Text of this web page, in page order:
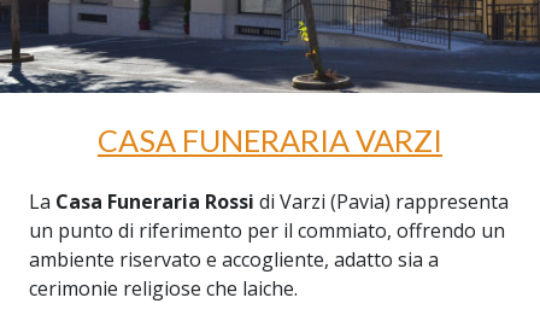
CASA FUNERARIA VARZI
La Casa Funeraria Rossi di Varzi (Pavia) rappresenta
un punto di riferimento per il commiato, offrendo un
ambiente riservato e accogliente, adatto sia a
cerimonie religiose che laiche.